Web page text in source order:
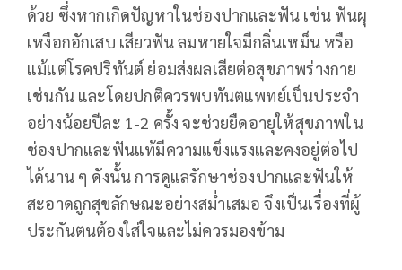
ด้วย ซึ่งหากเกิดปัญหาในช่องปากและฟัน เช่น ฟันผุ
เหงือกอักเสบ เสียวฟัน ลมหายใจมีกลิ่นเหม็น หรือ
แม้แต่โรคปริทันต์ ย่อมส่งผลเสียต่อสุขภาพร่างกาย
เช่นกัน และโดยปกติควรพบทันตแพทย์เป็นประจำ
อย่างน้อยปีละ 1-2 ครั้ง จะช่วยยืดอายุให้สุขภาพใน
ช่องปากและฟันแท้มีความแข็งแรงและคงอยู่ต่อไป
ได้นาน ๆ ดังนั้น การดูแลรักษาช่องปากและฟันให้
สะอาดถูกสุขลักษณะอย่างสม่ำเสมอ จึงเป็นเรื่องที่ผู้
ประกันตนต้องใส่ใจและไม่ควรมองข้าม